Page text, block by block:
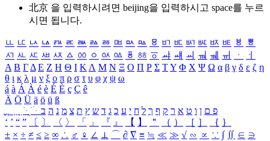
北京 을 입력하시려면 beijing을 입력하시고 space를 누르
시면 됩니다.
ㅥ ㅦ ㅧ ㅨ ㅩ ㅪ ㅫ ㅬ ㅭ ㅮ ㅯ ㅰ ㅱ ㅲ ㅳ ㅴ ㅵ ㅶ ㅷ ㅸ
ㅹ
ㅺ ㅻ ㅼ ㅽ ㅾ ㅿ ㆀ ㆁ ㆂ ㆃ ㆄ ㆅ ㆆ ㆇ ㆈ ㆉ ㆊ ㆋ ㆌ ㆍ
ㆎ
Α Β ΓΔ Ε Ζ Η Θ Ι ΚΛ Μ Ν Ξ Ο Π Ρ Σ ΤΥ Φ Χ Ψ Ω α β γ δ ε ζ η
θ ι κ λ μ ν ξ ο π ρ σ τ υ φ χ ψ ω
á à Á À é è É È ç Ç ê
Ä Ö Ü ä ö ü ß
ִֶֹ ֻּ ׁׂ פ ם ן ו ט א ר ק ף ך ל ח י ע כ ג ד ש ץ ת צ מ נ ה ב
‘ ’ “ ” 〔 〕 〈 〉 「 」 『 』 【 】 ＂ （ ） ［ ］ ｛ ｝
± × ÷ ≠ ≤ ≥ ∞ ∴ ♂ ♀ ∠ ⊥ ⌒ ∂ ∇ ≡ ≒ ≪ ≫ √ ∽ ∝ ∵ ∫ ∬ ∈ ∋